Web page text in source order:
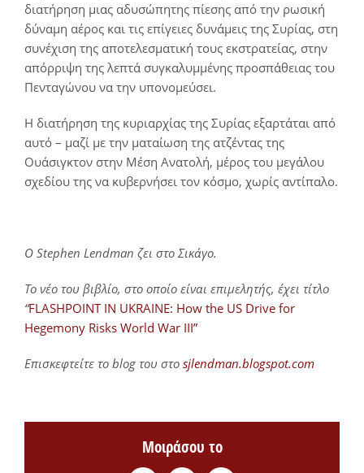
διατήρηση μιας αδυσώπητης πίεσης από την ρωσική
δύναμη αέρος και τις επίγειες δυνάμεις της Συρίας, στη
συνέχιση της αποτελεσματική τους εκστρατείας, στην
απόρριψη της λεπτά συγκαλυμμένης προσπάθειας του
Πενταγώνου να την υπονομεύσει.
Η διατήρηση της κυριαρχίας της Συρίας εξαρτάται από
αυτό – μαζί με την ματαίωση της ατζέντας της
Ουάσιγκτον στην Μέση Ανατολή, μέρος του μεγάλου
σχεδίου της να κυβερνήσει τον κόσμο, χωρίς αντίπαλο.
Ο Stephen Lendman ζει στο Σικάγο.
Το νέο του βιβλίο, στο οποίο είναι επιμελητής, έχει τίτλο
“FLASHPOINT IN UKRAINE: How the US Drive for
Hegemony Risks World War III”
Επισκεφτείτε το blog του στο sjlendman.blogspot.com
Μοιράσου το